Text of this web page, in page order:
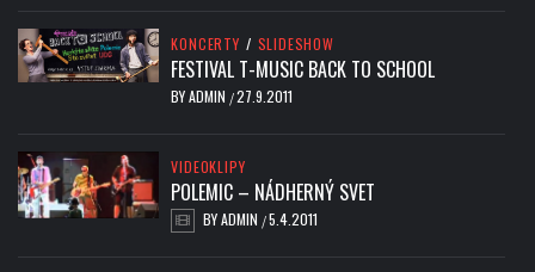
KONCERTY / SLIDESHOW
FESTIVAL T-MUSIC BACK TO SCHOOL
BYADMIN /27.9.2011
VIDEOKLIPY
POLEMIC – NÁDHERNÝ SVET
BYADMIN /5.4.2011